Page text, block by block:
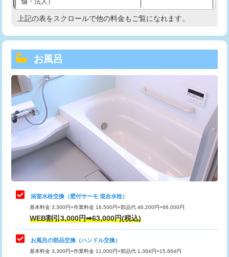
高度高圧洗浄換 現地調査
トーラー機使用/3mまで
追加トーラー機使用/3m超え
カメラ調査 33,000円
桝清掃 8,800円
止水・漏水調査・防水処理・清掃・修
理・調整・分解・加工など（軽作業）
止水・漏水調査・防水処理・清掃・修
理・調整・分解・加工など（中作業）
22,000円
止水・漏水調査・防水処理・清掃・修
理・調整・分解・加工など（重作業）
33,000円
トイレタンク脱着
上記の表をスクロールで他の料金もご覧になれます。
お風呂
浴室水栓交換（壁付サーモ 混合水栓）
基本料金 3,300円+作業料金 16,500円+部品代 46,200円=66,000円
WEB割引3,000円➡63,000円(税込)
お風呂の部品交換（ハンドル交換）
基本料金 3,300円+作業料金 11,000円+部品代 1,364円=15,664円